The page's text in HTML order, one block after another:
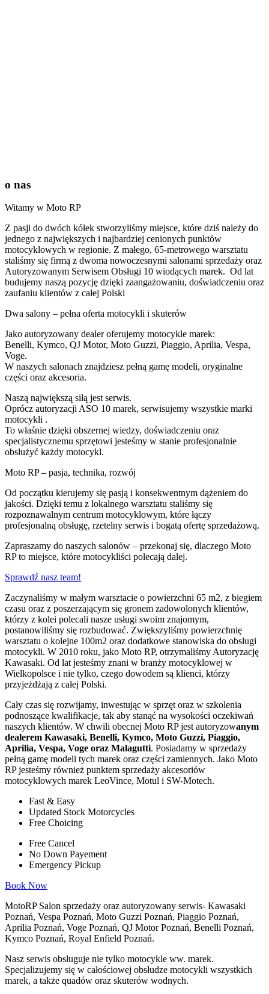
o nas
Witamy w Moto RP
Z pasji do dwóch kółek stworzyliśmy miejsce, które dziś należy do
jednego z największych i najbardziej cenionych punktów
motocyklowych w regionie. Z małego, 65-metrowego warsztatu
staliśmy się firmą z dwoma nowoczesnymi salonami sprzedaży oraz
Autoryzowanym Serwisem Obsługi 10 wiodących marek. Od lat
budujemy naszą pozycję dzięki zaangażowaniu, doświadczeniu oraz
zaufaniu klientów z całej Polski
Dwa salony – pełna oferta motocykli i skuterów
Jako autoryzowany dealer oferujemy motocykle marek:
Benelli, Kymco, QJ Motor, Moto Guzzi, Piaggio, Aprilia, Vespa,
Voge.
W naszych salonach znajdziesz pełną gamę modeli, oryginalne
części oraz akcesoria.
Naszą największą siłą jest serwis.
Oprócz autoryzacji ASO 10 marek, serwisujemy wszystkie marki
motocykli .
To właśnie dzięki obszernej wiedzy, doświadczeniu oraz
specjalistycznemu sprzętowi jesteśmy w stanie profesjonalnie
obsłużyć każdy motocykl.
Moto RP – pasja, technika, rozwój
Od początku kierujemy się pasją i konsekwentnym dążeniem do
jakości. Dzięki temu z lokalnego warsztatu staliśmy się
rozpoznawalnym centrum motocyklowym, które łączy
profesjonalną obsługę, rzetelny serwis i bogatą ofertę sprzedażową.
Zapraszamy do naszych salonów – przekonaj się, dlaczego Moto
RP to miejsce, które motocykliści polecają dalej.
Sprawdź nasz team!
Zaczynaliśmy w małym warsztacie o powierzchni 65 m2, z biegiem
czasu oraz z poszerzającym się gronem zadowolonych klientów,
którzy z kolei polecali nasze usługi swoim znajomym,
postanowiliśmy się rozbudować. Zwiększyliśmy powierzchnię
warsztatu o kolejne 100m2 oraz dodatkowe stanowiska do obsługi
motocykli. W 2010 roku, jako Moto RP, otrzymaliśmy Autoryzację
Kawasaki. Od lat jesteśmy znani w branży motocyklowej w
Wielkopolsce i nie tylko, czego dowodem są klienci, którzy
przyjeżdżają z całej Polski.
Cały czas się rozwijamy, inwestując w sprzęt oraz w szkolenia
podnoszące kwalifikacje, tak aby stanąć na wysokości oczekiwań
naszych klientów. W chwili obecnej Moto RP jest autoryzowanym
dealerem Kawasaki, Benelli, Kymco, Moto Guzzi, Piaggio,
Aprilia, Vespa, Voge oraz Malagutti. Posiadamy w sprzedaży
pełną gamę modeli tych marek oraz części zamiennych. Jako Moto
RP jesteśmy również punktem sprzedaży akcesoriów
motocyklowych marek LeoVince, Motul i SW-Motech.
Fast & Easy
Updated Stock Motorcycles
Free Choicing
Free Cancel
No Down Payement
Emergency Pickup
Book Now
MotoRP Salon sprzedaży oraz autoryzowany serwis- Kawasaki
Poznań, Vespa Poznań, Moto Guzzi Poznań, Piaggio Poznań,
Aprilia Poznań, Voge Poznań, QJ Motor Poznań, Benelli Poznań,
Kymco Poznań, Royal Enfield Poznań.
Nasz serwis obsługuje nie tylko motocykle ww. marek.
Specjalizujemy się w całościowej obsłudze motocykli wszystkich
marek, a także quadów oraz skuterów wodnych.